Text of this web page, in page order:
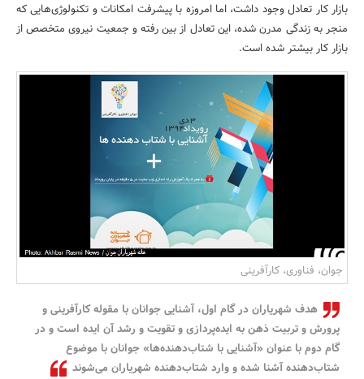
بانک، بیمه و سرمایه
بازار کار تعادل وجود داشت، اما امروزه با پیشرفت امکانات و تکنولوژی‌هایی که
منجر به زندگی مدرن شده، این تعادل از بین رفته و جمعیت نیروی متخصص از
بازار کار بیشتر شده است.
جوان، فناوری، کارآفرینی
هدف شهریاران در گام اول، آشنایی جوانان با مقوله کارآفرینی و
پرورش و تربیت ذهن به ایده‌پردازی و تقویت و رشد آن ایده است و در
گام دوم با عنوان «آشنایی با شتاب‌دهنده‌ها» جوانان با موضوع
شتاب‌دهنده آشنا شده و وارد شتاب‌دهنده شهریاران می‌شوند